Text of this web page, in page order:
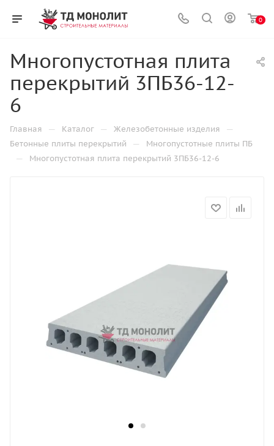
0
Многопустотная плита
перекрытий 3ПБ36-12-
6
Главная — Каталог — Железобетонные изделия —
Бетонные плиты перекрытий — Многопустотные плиты ПБ
— Многопустотная плита перекрытий 3ПБ36-12-6